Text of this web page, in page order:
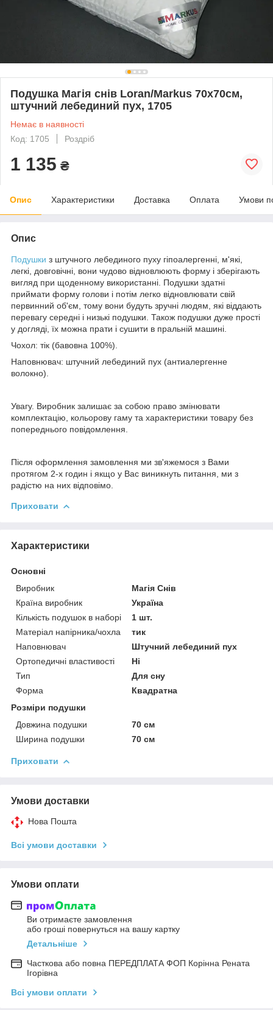
Подушка Магія снів Loran/Markus 70х70см,
штучний лебединий пух, 1705
Немає в наявності
Код: 1705
Роздріб
1 135 ₴
Опис Характеристики Доставка Оплата Умови
Опис
Подушки з штучного лебединого пуху гіпоалергенні, м'які,
легкі, довговічні, вони чудово відновлюють форму і зберігають
вигляд при щоденному використанні. Подушки здатні
приймати форму голови і потім легко відновлювати свій
первинний об'єм, тому вони будуть зручні людям, які віддають
перевагу середні і низькі подушки. Також подушки дуже прості
у догляді, їх можна прати і сушити в пральній машині.
Чохол: тік (бавовна 100%).
Наповнювач: штучний лебединий пух (антиалергенне
волокно).
Увагу. Виробник залишає за собою право змінювати
комплектацію, кольорову гаму та характеристики товару без
попереднього повідомлення.
Після оформлення замовлення ми зв'яжемося з Вами
протягом 2-х годин і якщо у Вас виникнуть питання, ми з
радістю на них відповімо.
Приховати
Характеристики
Основні
Виробник
Магія Снів
Країна виробник
Україна
Кількість подушок в наборі
1 шт.
Матеріал напірника/чохла
тик
Наповнювач
Штучний лебединий пух
Ортопедичні властивості
Ні
Тип
Для сну
Форма
Квадратна
Розміри подушки
Довжина подушки
70 см
Ширина подушки
70 см
Приховати
Умови доставки
Нова Пошта
Всі умови доставки
Умови оплати
Ви отримаєте замовлення
або гроші повернуться на вашу картку
Детальніше
Часткова або повна ПЕРЕДПЛАТА ФОП Корінна Рената
Ігорівна
Всі умови оплати